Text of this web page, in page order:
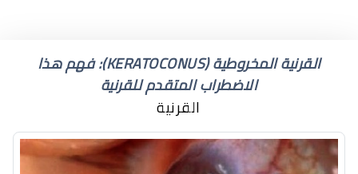
القرنية المخروطية (KERATOCONUS): فهم هذا
الاضطراب المتقدم للقرنية
القرنية